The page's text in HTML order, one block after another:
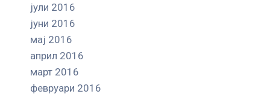
јули 2016
јуни 2016
мај 2016
април 2016
март 2016
февруари 2016